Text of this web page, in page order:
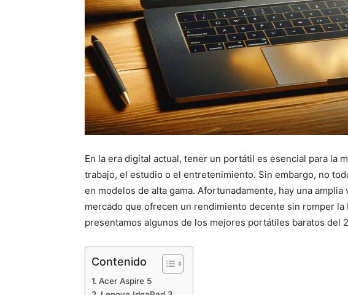
En la era digital actual, tener un portátil es esencial para la
trabajo, el estudio o el entretenimiento. Sin embargo, no
en modelos de alta gama. Afortunadamente, hay una
mercado que ofrecen un rendimiento decente sin romper la
presentamos algunos de los mejores portátiles baratos del
Contenido
Acer Aspire 5